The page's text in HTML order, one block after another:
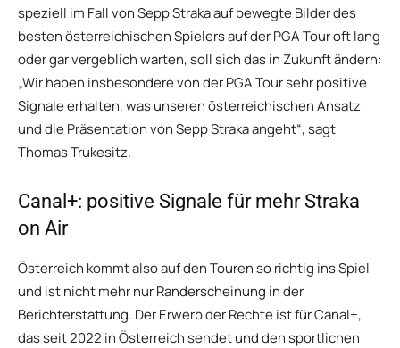
speziell im Fall von Sepp Straka auf bewegte Bilder des
besten österreichischen Spielers auf der PGA Tour oft lang
oder gar vergeblich warten, soll sich das in Zukunft ändern:
„Wir haben insbesondere von der PGA Tour sehr positive
Signale erhalten, was unseren österreichischen Ansatz
und die Präsentation von Sepp Straka angeht“, sagt
Thomas Trukesitz.
Canal+: positive Signale für mehr Straka
on Air
Österreich kommt also auf den Touren so richtig ins Spiel
und ist nicht mehr nur Randerscheinung in der
Berichterstattung. Der Erwerb der Rechte ist für Canal+,
das seit 2022 in Österreich sendet und den sportlichen